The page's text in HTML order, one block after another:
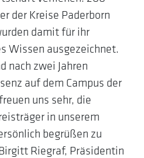
der Kreise Paderborn
damit für ihr
Wissen ausgezeichnet.
nach zwei Jahren
auf dem Campus der
uns sehr, die
in unserem
begrüßen zu
Riegraf, Präsidentin